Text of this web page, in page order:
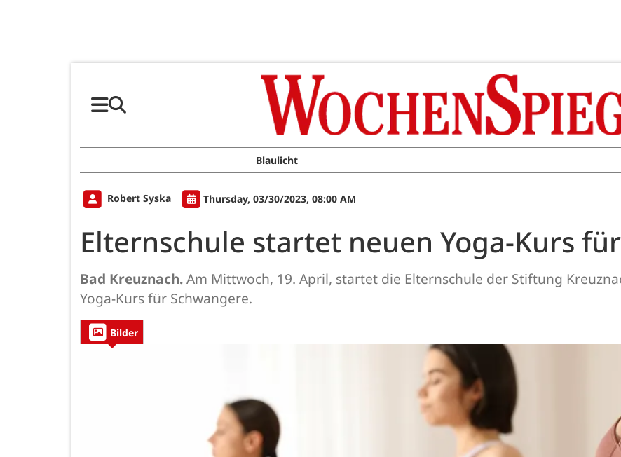
Blaulicht
Robert Syska Thursday, 03/30/2023, 08:00 AM
Elternschule startet neuen Yoga-Kurs
Bad Kreuznach.Am Mittwoch, 19. April, startet die Elternschule der Stiftung
Yoga-Kurs für Schwangere.
Bilder